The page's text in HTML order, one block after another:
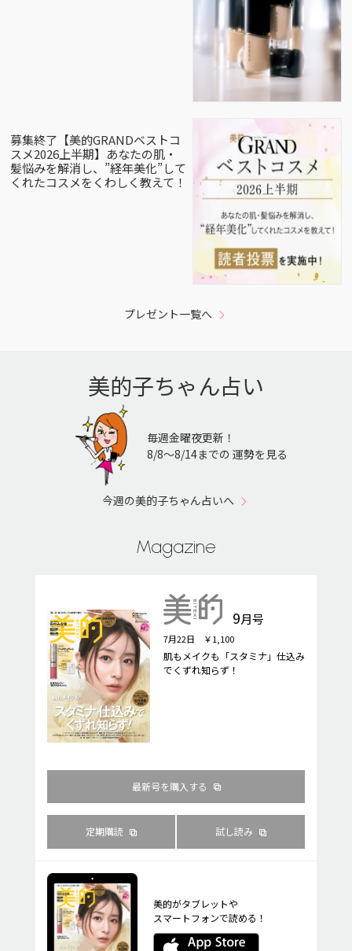
募集終了【美的GRANDベストコ
スメ2026上半期】あなたの肌・
髪悩みを解消し、”経年美化”して
くれたコスメをくわしく教えて！
プレゼント一覧へ
美的子ちゃん占い
毎週金曜夜更新！
8/8〜8/14までの 運勢を見る
今週の美的子ちゃん占いへ
Magazine
9月号
7月22日 ￥1,100
肌もメイクも「スタミナ」仕込み
でくずれ知らず！
最新号を購入する
定期購読 試し読み
美的がタブレットや
スマートフォンで読める！